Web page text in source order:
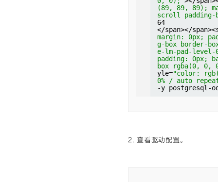
iguration;"</
margin: 0px;
ng-box
yle="color:
0% / auto
</span></
margin: 0px;
ng-box
ake-lm-pad-
x; padding:
der-box
t"
style=
e 0% 0% /
= "cm-bracket"
ackground:
(89, 89, 89);
scroll
64
</span></
margin: 0px;
g-box border-
e-lm-pad-level-
padding: 0px;
box rgba(0, 0,
yle="color:
0% / auto
-y postgresql-
2. 查看驱动配置。